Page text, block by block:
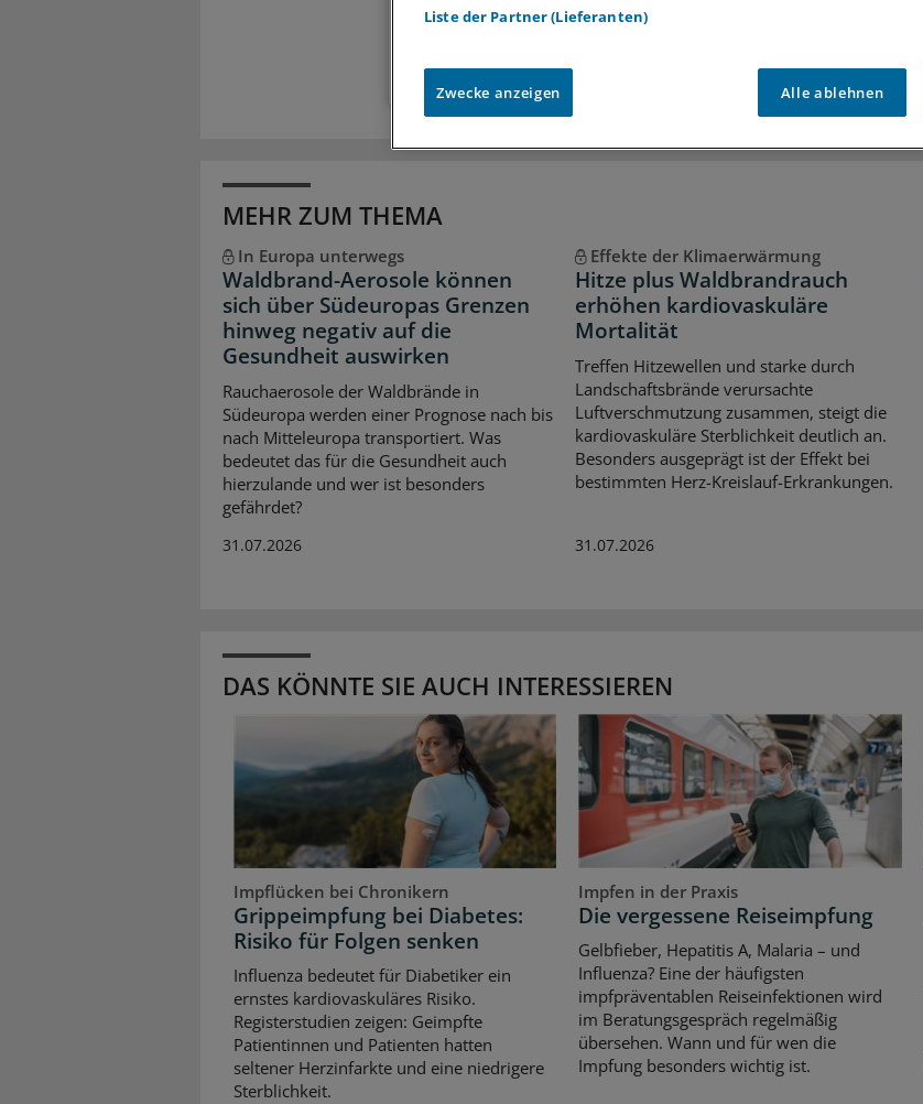
Zugriff auf allemedizinischen Berichte und Kommentare
Voraussetzungen für den Zugang
MEHR ZUM THEMA
In Europa unterwegs
Waldbrand-Aerosole können
sich über Südeuropas Grenzen
hinweg negativ auf die
Gesundheit auswirken
Rauchaerosole der Waldbrände in
Südeuropa werden einer Prognose nach bis
nach Mitteleuropa transportiert. Was
bedeutet das für die Gesundheit auch
hierzulande und wer ist besonders
gefährdet?
31.07.2026
Effekte der Klimaerwärmung
Hitze plus Waldbrandrauch
erhöhen kardiovaskuläre
Mortalität
Treffen Hitzewellen und starke durch
Landschaftsbrände verursachte
Luftverschmutzung zusammen, steigt die
kardiovaskuläre Sterblichkeit deutlich an.
Besonders ausgeprägt ist der Effekt bei
bestimmten Herz-Kreislauf-Erkrankungen.
31.07.2026
DAS KÖNNTE SIE AUCH INTERESSIEREN
Impflücken bei Chronikern
Grippeimpfung bei Diabetes:
Risiko für Folgen senken
Influenza bedeutet für Diabetiker ein
ernstes kardiovaskuläres Risiko.
Registerstudien zeigen: Geimpfte
Patientinnen und Patienten hatten
seltener Herzinfarkte und eine niedrigere
Sterblichkeit.
Impfen in der Praxis
Die vergessene Reiseimpfung
Gelbfieber, Hepatitis A, Malaria – und
Influenza? Eine der häufigsten
impfpräventablen Reiseinfektionen wird
im Beratungsgespräch regelmäßig
übersehen. Wann und für wen die
Impfung besonders wichtig ist.
Liste der Partner (Lieferanten)
Zwecke anzeigen Alle ablehnen